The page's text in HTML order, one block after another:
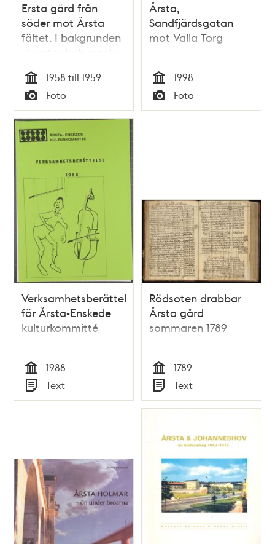
Ersta gård från
söder mot Årsta
fältet. I bakgrunden
skymtar bebyggelse
vid Valla Torg i
Årsta.
Tid
1958 till 1959
Typ
Foto
Årsta,
Sandfjärdsgatan
mot Valla Torg
Tid
1998
Typ
Foto
Verksamhetsberättelse
för Årsta-Enskede
kulturkommitté
Tid
1988
Typ
Text
Rödsoten drabbar
Årsta gård
sommaren 1789
Tid
1789
Typ
Text